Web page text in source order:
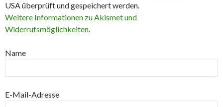
USA überprüft und gespeichert werden.
Weitere Informationen zu Akismet und
Widerrufsmöglichkeiten.
Name
E-Mail-Adresse